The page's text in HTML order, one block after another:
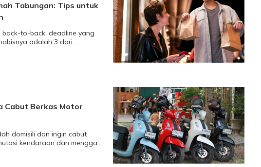
Tabungan: Tips untuk
back-to-back, deadline yang
adalah 3 dari
Cabut Berkas Motor
domisili dan ingin cabut
kendaraan dan mengganti